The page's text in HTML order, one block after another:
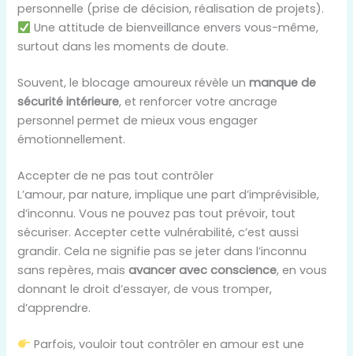
personnelle (prise de décision, réalisation de projets).
Une attitude de bienveillance envers vous-même,
surtout dans les moments de doute.
Souvent, le blocage amoureux révèle unmanque de
sécurité intérieure, et renforcer votre ancrage
personnel permet de mieux vous engager
émotionnellement.
Accepter de ne pas tout contrôler
L’amour, par nature, implique une part d’imprévisible,
d’inconnu. Vous ne pouvez pas tout prévoir, tout
sécuriser. Accepter cette vulnérabilité, c’est aussi
grandir. Cela ne signifie pas se jeter dans l’inconnu
sans repères, maisavancer avec conscience, en vous
donnant le droit d’essayer, de vous tromper,
d’apprendre.
Parfois, vouloir tout contrôler en amour est une